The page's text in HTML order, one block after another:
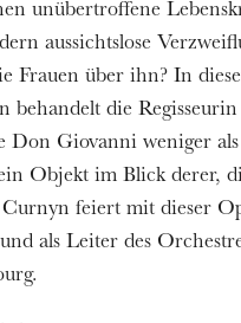
unübertroffene
aussichtslose
Frauen über ihn? In
behandelt die
Don Giovanni weniger
Objekt im Blick derer,
feiert mit dieser
als Leiter des